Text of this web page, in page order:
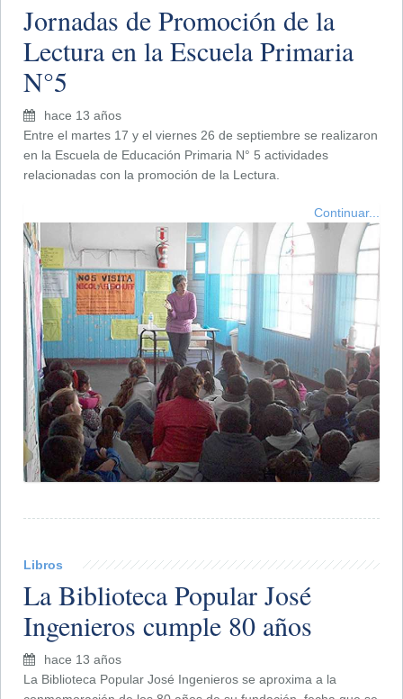
Jornadas de Promoción de la
Lectura en la Escuela Primaria
N°5
hace 13 años
Entre el martes 17 y el viernes 26 de septiembre se realizaron
en la Escuela de Educación Primaria N° 5 actividades
relacionadas con la promoción de la Lectura.
Continuar...
Libros
La Biblioteca Popular José
Ingenieros cumple 80 años
hace 13 años
La Biblioteca Popular José Ingenieros se aproxima a la